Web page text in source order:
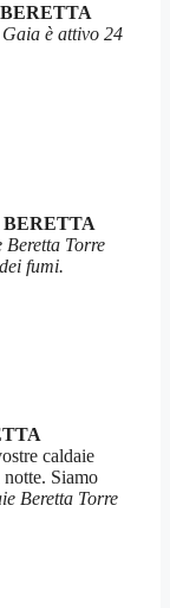
è attivo 24
Beretta Torre
fumi.
caldaie
Siamo
Beretta Torre